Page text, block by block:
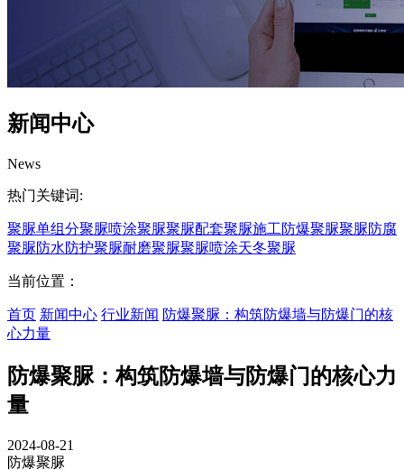
新闻中心
News
热门关键词:
聚脲单组分聚脲喷涂聚脲聚脲配套聚脲施工防爆聚脲聚脲防腐
聚脲防水防护聚脲耐磨聚脲聚脲喷涂天冬聚脲
当前位置：
首页 新闻中心 行业新闻 防爆聚脲：构筑防爆墙与防爆门的核
心力量
防爆聚脲：构筑防爆墙与防爆门的核心力
量
2024-08-21
防爆聚脲